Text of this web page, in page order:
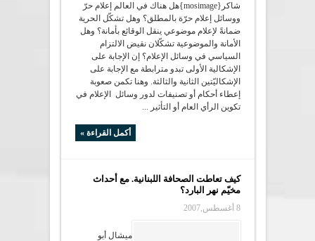
شاكر{mosimage}هل هناك في العالم إعلام حرّ
ووسائل إعلام حرّة بالمطلق؟ وهل تشكّل الحرية
ضمانةً لإعلام موضوعي ينقل الوقائع بأمانة؟ وهل
الأمانة والموضوعية تشكّلان نقيض الالتزام
السياسي في وسائل الإعلام؟ إن الإجابة على
الإشكالية الأولى تبدو مترابطة مع الإجابة على
الإشكاليّتين الثانية والثالثة. وهنا تكمن صعوبة
إعطاء أحكام أو تصنيفات لدور وسائل الإعلام في
تكوين الرأي العام أو التأثير ...
أكمل القراءة »
كيف تعاطت الصحافة اللبنانية. مع أحداث
مخيّم نهر البارد؟
8 أغسطس,2007
ميشال أبو